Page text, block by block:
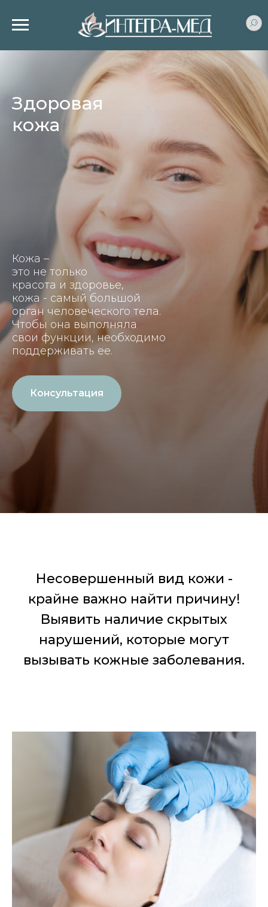
Здоровая
кожа
Кожа –
это не только
красота и здоровье,
кожа - самый большой
орган человеческого тела.
Чтобы она выполняла
свои функции, необходимо
поддерживать ее.
Консультация
Несовершенный вид кожи -
крайне важно найти причину!
Выявить наличие скрытых
нарушений, которые могут
вызывать кожные заболевания.